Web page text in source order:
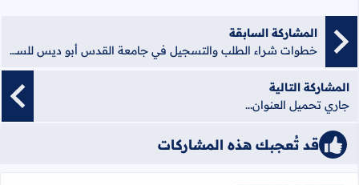
المشاركة السابقة
خطوات شراء الطلب والتسجيل في جامعة القدس أبو ديس للسنة الدراسية الجديدة للطلاب الجدد
المشاركة التالية
جاري تحميل العنوان...
قد تُعجبك هذه المشاركات